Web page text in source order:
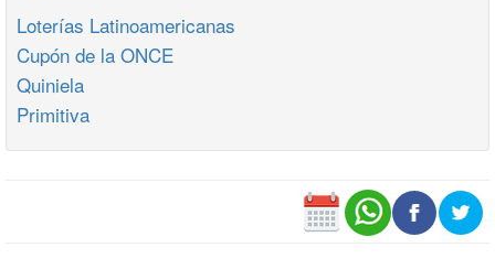
Loterías Latinoamericanas
Cupón de la ONCE
Quiniela
Primitiva